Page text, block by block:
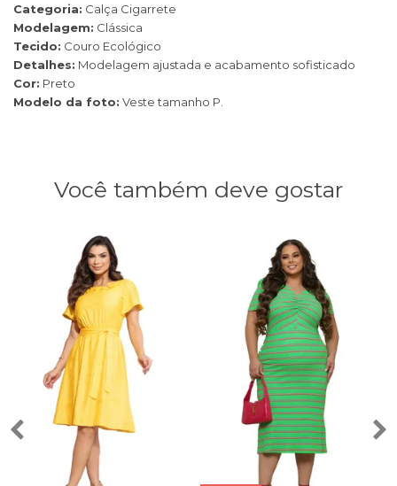
Categoria: Calça Cigarrete
Modelagem: Clássica
Tecido: Couro Ecológico
Detalhes: Modelagem ajustada e acabamento sofisticado
Cor: Preto
Modelo da foto: Veste tamanho P.
Você também deve gostar